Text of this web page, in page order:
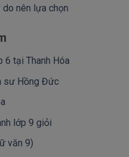
nên lựa chọn
6 tại Thanh Hóa
sư Hồng Đức
lớp 9 giỏi
văn 9)